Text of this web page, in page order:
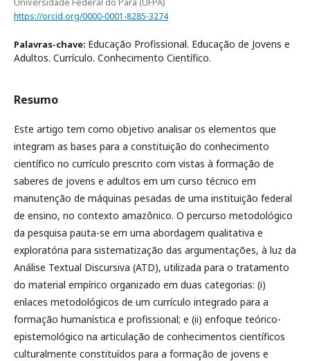
https://orcid.org/0000-0001-8285-3274
Palavras-chave: Educação Profissional. Educação de Jovens e
Adultos. Currículo. Conhecimento Científico.
Resumo
Este artigo tem como objetivo analisar os elementos que
integram as bases para a constituição do conhecimento
científico no currículo prescrito com vistas à formação de
saberes de jovens e adultos em um curso técnico em
manutenção de máquinas pesadas de uma instituição federal
de ensino, no contexto amazônico. O percurso metodológico
da pesquisa pauta-se em uma abordagem qualitativa e
exploratória para sistematização das argumentações, à luz da
Análise Textual Discursiva (ATD), utilizada para o tratamento
do material empírico organizado em duas categorias: (i)
enlaces metodológicos de um currículo integrado para a
formação humanística e profissional; e (ii) enfoque teórico-
epistemológico na articulação de conhecimentos científicos
culturalmente constituídos para a formação de jovens e